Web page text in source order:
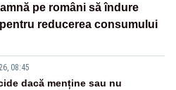
pe români să îndure
reducerea consumului
08:45
dacă menține sau nu